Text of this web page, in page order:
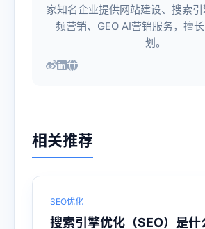
家知名企业提供网站建设、搜索
频营销、GEO AI营销服务，擅
划。
相关推荐
SEO优化
搜索引擎优化（SEO）是什